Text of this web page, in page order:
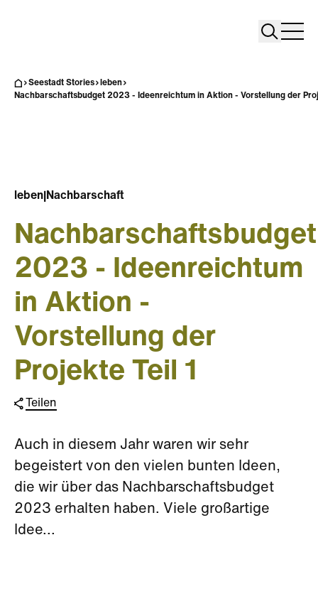
Search
Seestadt Stories
leben
Nachbarschaftsbudget 2023 - Ideenreichtum in Aktion - Vorstellung der
leben Nachbarschaft
Nachbarschaftsbudget
2023 - Ideenreichtum
in Aktion -
Vorstellung der
Projekte Teil 1
Teilen
Auch in diesem Jahr waren wir sehr
begeistert von den vielen bunten Ideen,
die wir über das Nachbarschaftsbudget
2023 erhalten haben. Viele großartige
Idee...